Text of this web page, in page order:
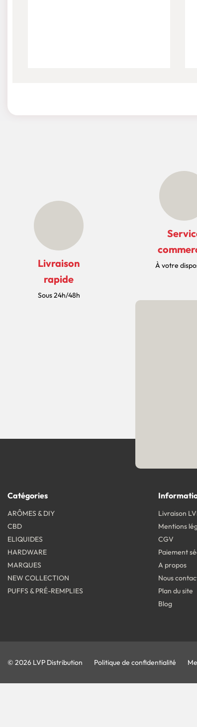
Livraison
rapide
Sous 24h/48h
À votre
Catégories
ARÔMES & DIY
CBD
ELIQUIDES
HARDWARE
MARQUES
NEW COLLECTION
PUFFS & PRÉ-REMPLIES
Livraison
Mentions
CGV
Paiement
A propos
Nous
Plan du site
Blog
© 2026 LVP Distribution Politique de confidentialité